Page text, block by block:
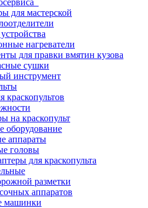
для мастерской
нагреватели
для правки вмятин кузова
сушки
инструмент
краскопультов
на краскопульт
оборудование
аппараты
головы
для краскопульта
разметки
аппаратов
машинки